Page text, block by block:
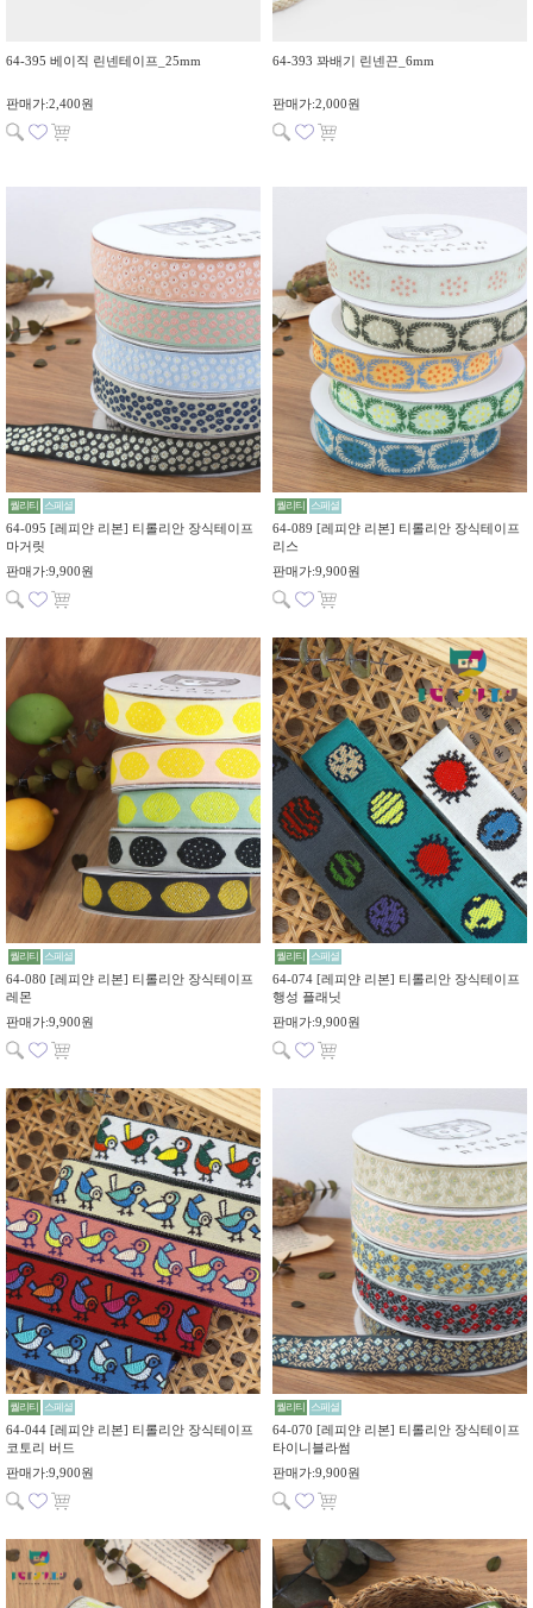
64-395 베이직 린넨테이프_25mm
판매가:2,400원
64-393 꽈배기 린넨끈_6mm
판매가:2,000원
퀄리티 스페셜
64-095 [레피얀 리본] 티롤리안 장식테이프
마거릿
판매가:9,900원
퀄리티 스페셜
64-089 [레피얀 리본] 티롤리안 장식테이프
리스
판매가:9,900원
퀄리티 스페셜
64-080 [레피얀 리본] 티롤리안 장식테이프
레몬
판매가:9,900원
퀄리티 스페셜
64-074 [레피얀 리본] 티롤리안 장식테이프
행성 플래닛
판매가:9,900원
퀄리티 스페셜
64-044 [레피얀 리본] 티롤리안 장식테이프
코토리 버드
판매가:9,900원
퀄리티 스페셜
64-070 [레피얀 리본] 티롤리안 장식테이프
타이니블라썸
판매가:9,900원